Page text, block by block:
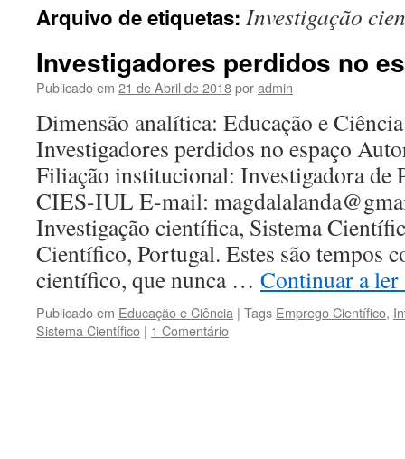
para
conteúdo
Arquivo de etiquetas: Investigação
Investigadores perdidos no
Publicado em 21 de Abril de 2018poradmin
Dimensão analítica: Educação e
Investigadores perdidos no espaço
Filiação institucional: Investigadora de
CIES-IUL E-mail:
Investigação científica, Sistema
Científico, Portugal. Estes são tempos
científico, que nunca … Continuar a ler
Publicado em Educação e Ciência | Tags Emprego Científico,
Sistema Científico | 1 Comentário